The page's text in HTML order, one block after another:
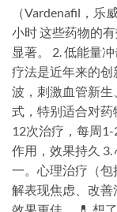
（Vardenafil，乐
小时 这些药物的
显著。 2. 低能量
疗法是近年来的
波，刺激血管新
式，特别适合对药
12次治疗，每周
作用，效果持久 3.
一。心理治疗（
解表现焦虑、改善